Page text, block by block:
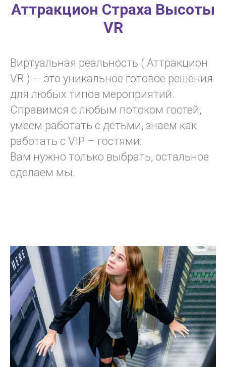
Аттракцион Страха Высоты
VR
Виртуальная реальность ( Аттракцион
VR ) — это уникальное готовое решения
для любых типов мероприятий.
Справимся с любым потоком гостей,
умеем работать с детьми, знаем как
работать с VIP – гостями.
Вам нужно только выбрать, остальное
сделаем мы.